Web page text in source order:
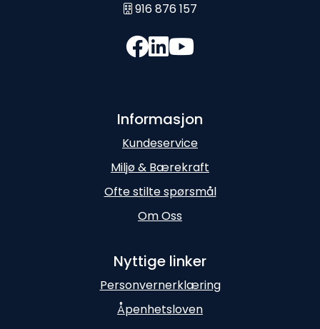
916 876 157
Informasjon
Kundeservice
Miljø & Bærekraft
Ofte stilte spørsmål
Om Oss
Nyttige linker
Personvernerklæring
Åpenhetsloven